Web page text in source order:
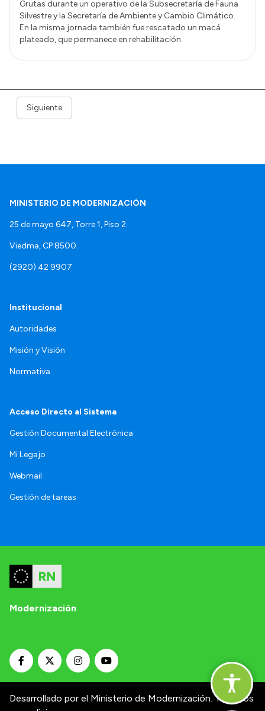
Grutas durante un operativo de la Subsecretaría de Fauna
Silvestre y la Secretaría de Ambiente y Cambio Climático.
En la misma jornada también fue rescatado un macá
plateado, que permanece en rehabilitación.
Siguiente
MINISTERIO DE MODERNIZACIÓN
25 de mayo 647, Torre 1, Piso 2.
Viedma, CP 8500.
(2920) 42 9907
Institucional
Autoridades
Misión y Visión
Normativa
Acceso Directo al Sistema
Gestión Documental Electrónica
Mi Legajo
Webmail
Gestión de tareas
Modernización
Desarrollado por el Ministerio de Modernización. Términos